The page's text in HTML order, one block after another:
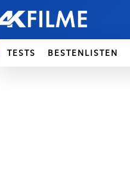
TESTS BESTENLISTEN